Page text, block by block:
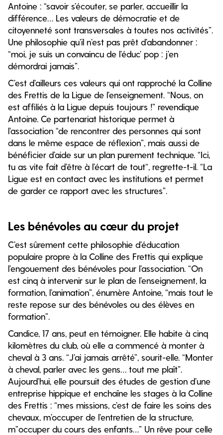
Antoine : “savoir s’écouter, se parler, accueillir la
différence… Les valeurs de démocratie et de
citoyenneté sont transversales à toutes nos activités”.
Une philosophie qu’il n’est pas prêt d’abandonner :
“moi, je suis un convaincu de l’éduc’ pop : j’en
démordrai jamais”.
C’est d’ailleurs ces valeurs qui ont rapproché la Colline
des Frettis de la Ligue de l’enseignement. “Nous, on
est affiliés à la Ligue depuis toujours !” revendique
Antoine. Ce partenariat historique permet à
l’association “de rencontrer des personnes qui sont
dans le même espace de réflexion”, mais aussi de
bénéficier d’aide sur un plan purement technique. “Ici,
tu as vite fait d’être à l’écart de tout“, regrette-t-il. “La
Ligue est en contact avec les institutions et permet
de garder ce rapport avec les structures”.
Les bénévoles au cœur du projet
C’est sûrement cette philosophie d’éducation
populaire propre à la Colline des Frettis qui explique
l’engouement des bénévoles pour l’association. “On
est cinq à intervenir sur le plan de l’enseignement, la
formation, l’animation”, énumère Antoine, “mais tout le
reste repose sur des bénévoles ou des élèves en
formation”.
Candice, 17 ans, peut en témoigner. Elle habite à cinq
kilomètres du club, où elle a commencé à monter à
cheval à 3 ans. “J’ai jamais arrêté”, sourit-elle. “Monter
à cheval, parler avec les gens… tout me plaît”.
Aujourd’hui, elle poursuit des études de gestion d’une
entreprise hippique et enchaîne les stages à la Colline
des Frettis : “mes missions, c’est de faire les soins des
chevaux, m’occuper de l’entretien de la structure,
m”occuper du cours des enfants…” Un rêve pour celle